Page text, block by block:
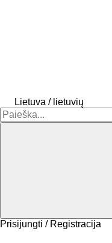
Lietuva / lietuvių
Prisijungti / Registracija